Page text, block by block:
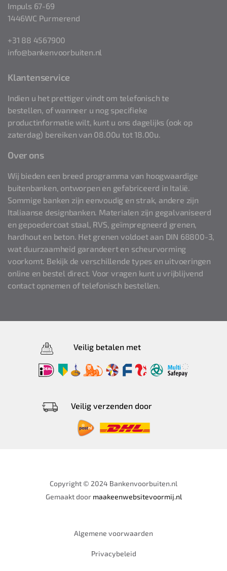
Impuls 67-69
1446WC Purmerend
+31 88 4567900
info@bankenvoorbuiten.nl
Klantenservice
Indien u het prettiger vindt om telefonisch te
bestellen, of wanneer u nog specifieke
productinformatie wilt, kunt u ons dagelijks (ook op
zaterdag) bereiken van 08.00u tot 18.00u.
Over ons
Wij bieden een breed programma van hoogwaardige
buitenbanken, ontworpen en gefabriceerd in Italië.
Sommige banken zijn eenvoudig en strak, andere zijn
Italiaanse designbanken. Materialen zijn gegalvaniseerd
en gepoedercoat staal, RVS, geïmpregneerd grenen,
hardhout en beton. Het grenen voldoet aan DIN 68800-3,
wat duurzaamheid garandeert en scheurvorming
voorkomt. Bekijk de verschillende types en uitvoeringen
online en bestel direct. Voor vragen kunt u vrijblijvend
contact opnemen of telefonisch bestellen.
Veilig betalen met
Veilig verzenden door
Copyright © 2024 Bankenvoorbuiten.nl
Gemaakt door maakeenwebsitevoormij.nl
Algemene voorwaarden
Privacybeleid